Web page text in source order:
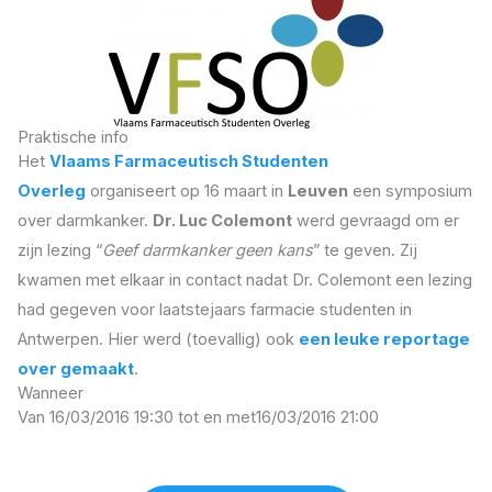
Praktische info
Het Vlaams Farmaceutisch Studenten
Overleg organiseert op 16 maart in Leuven een symposium
over darmkanker. Dr. Luc Colemont werd gevraagd om er
zijn lezing “Geef darmkanker geen kans” te geven. Zij
kwamen met elkaar in contact nadat Dr. Colemont een lezing
had gegeven voor laatstejaars farmacie studenten in
Antwerpen. Hier werd (toevallig) ook een leuke reportage
over gemaakt.
Wanneer
Van 16/03/2016 19:30 tot en met16/03/2016 21:00